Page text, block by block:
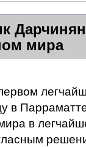
мира
в
в